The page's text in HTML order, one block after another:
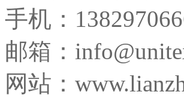
手机：
邮箱：
网站：